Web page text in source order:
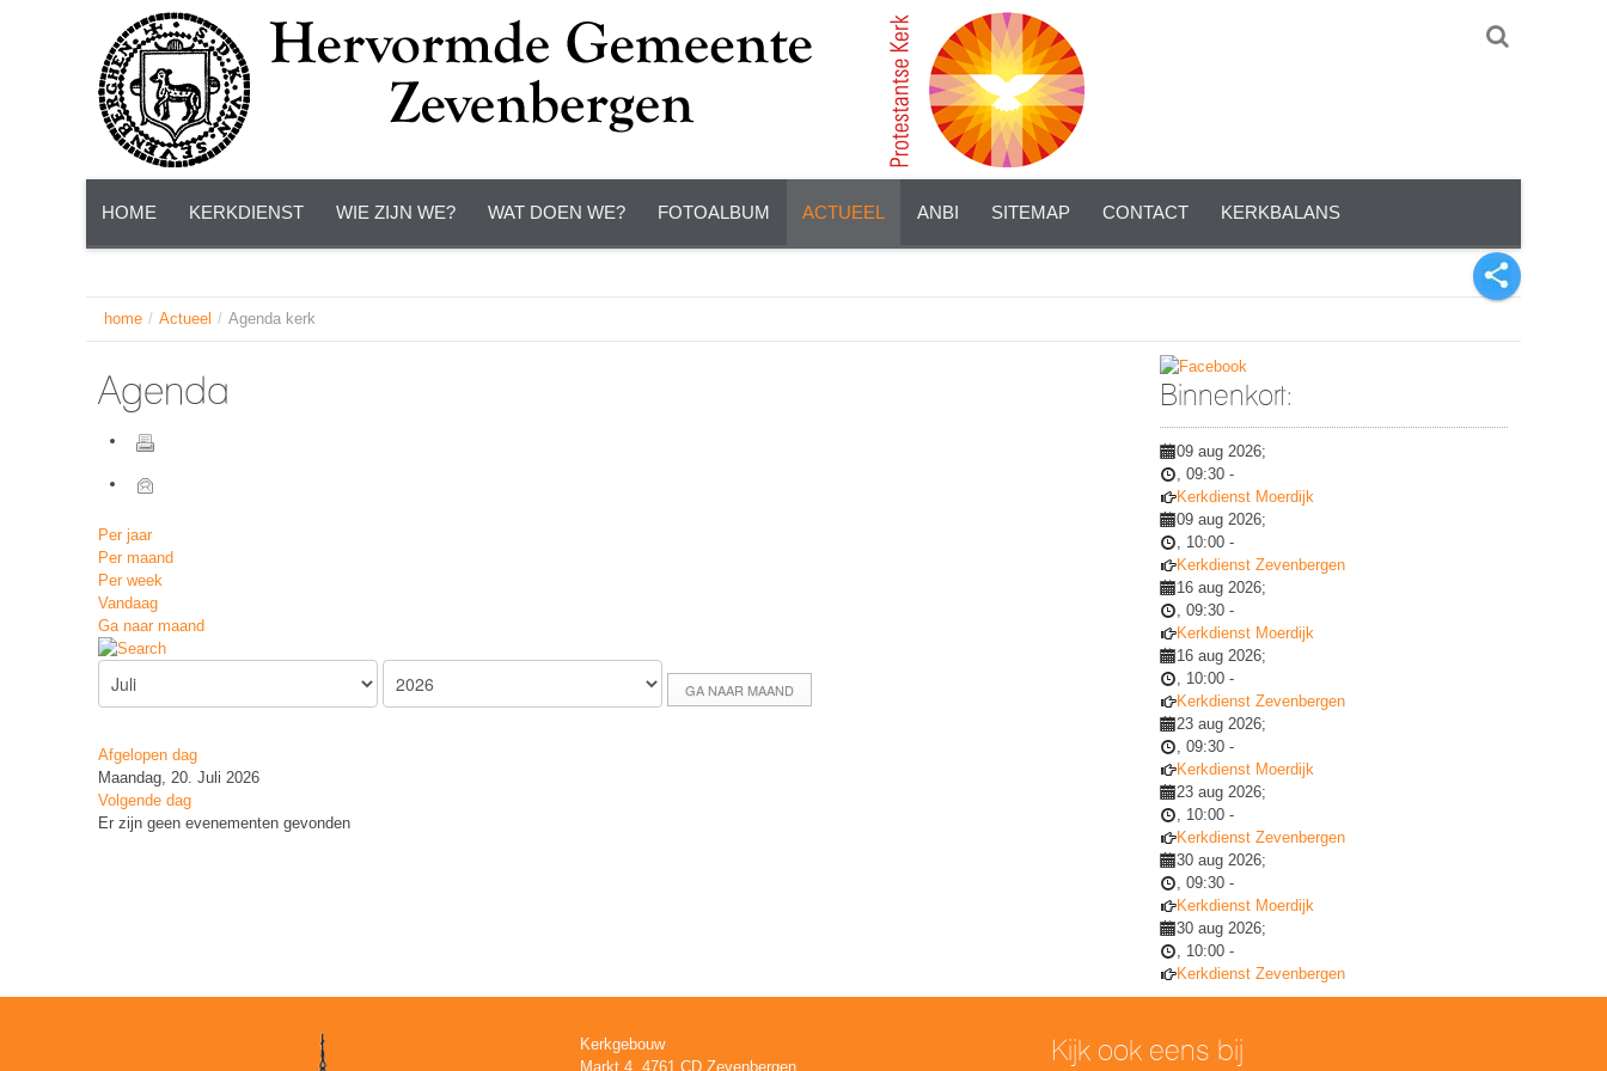
HOME KERKDIENST WIE ZIJN WE? WAT DOEN WE? FOTOALBUM ACTUEEL ANBI SITEMAP CONTACT KERKBALANS
home / Actueel / Agenda kerk
Agenda
Per jaar
Per maand
Per week
Vandaag
Ga naar maand
GA NAAR MAAND
Afgelopen dag
Maandag, 20. Juli 2026
Volgende dag
Er zijn geen evenementen gevonden
Binnenkort:
09 aug 2026;
, 09:30 -
Kerkdienst Moerdijk
09 aug 2026;
, 10:00 -
Kerkdienst Zevenbergen
16 aug 2026;
, 09:30 -
Kerkdienst Moerdijk
16 aug 2026;
, 10:00 -
Kerkdienst Zevenbergen
23 aug 2026;
, 09:30 -
Kerkdienst Moerdijk
23 aug 2026;
, 10:00 -
Kerkdienst Zevenbergen
30 aug 2026;
, 09:30 -
Kerkdienst Moerdijk
30 aug 2026;
, 10:00 -
Kerkdienst Zevenbergen
Kerkgebouw
Markt 4, 4761 CD Zevenbergen
Kijk ook eens bij